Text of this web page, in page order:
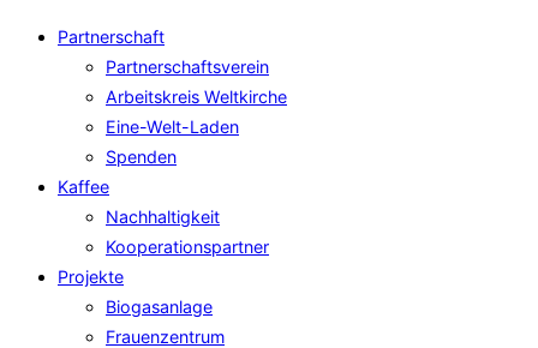
Partnerschaft
Partnerschaftsverein
Arbeitskreis Weltkirche
Eine-Welt-Laden
Spenden
Kaffee
Nachhaltigkeit
Kooperationspartner
Projekte
Biogasanlage
Frauenzentrum